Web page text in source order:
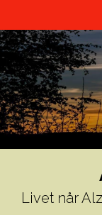
Livet når